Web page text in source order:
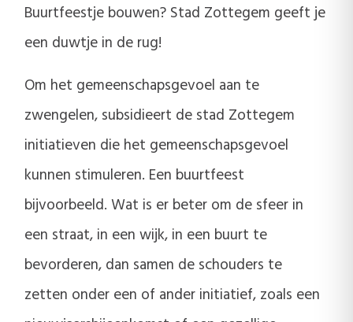
Buurtfeestje bouwen? Stad Zottegem geeft je
een duwtje in de rug!
Om het gemeenschapsgevoel aan te
zwengelen, subsidieert de stad Zottegem
initiatieven die het gemeenschapsgevoel
kunnen stimuleren. Een buurtfeest
bijvoorbeeld. Wat is er beter om de sfeer in
een straat, in een wijk, in een buurt te
bevorderen, dan samen de schouders te
zetten onder een of ander initiatief, zoals een